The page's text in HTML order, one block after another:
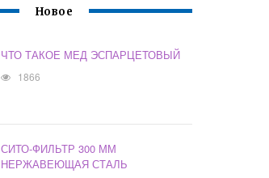
Новое
ЧТО ТАКОЕ МЕД ЭСПАРЦЕТОВЫЙ
1866
СИТО-ФИЛЬТР 300 ММ
НЕРЖАВЕЮЩАЯ СТАЛЬ